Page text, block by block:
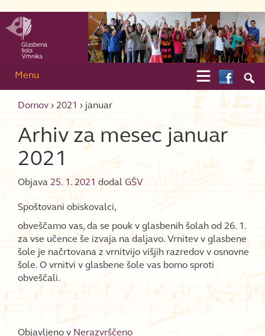

Menu 
Domov › 2021 › januar
Arhiv za mesec januar
2021
Objava 25. 1. 2021 dodal GŠV
Spoštovani obiskovalci,
obveščamo vas, da se pouk v glasbenih šolah od 26. 1.
za vse učence še izvaja na daljavo. Vrnitev v glasbene
šole je načrtovana z vrnitvijo višjih razredov v osnovne
šole. O vrnitvi v glasbene šole vas bomo sproti
obveščali.
Objavljeno v Nerazvrščeno